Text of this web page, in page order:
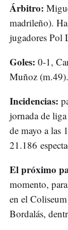
Árbitro:
madrileño).
jugadores Pol
Goles: 0-1,
Muñoz
Incidencias:
jornada de
de mayo a las
21.186
El próximo
momento,
en el
Bordalás,